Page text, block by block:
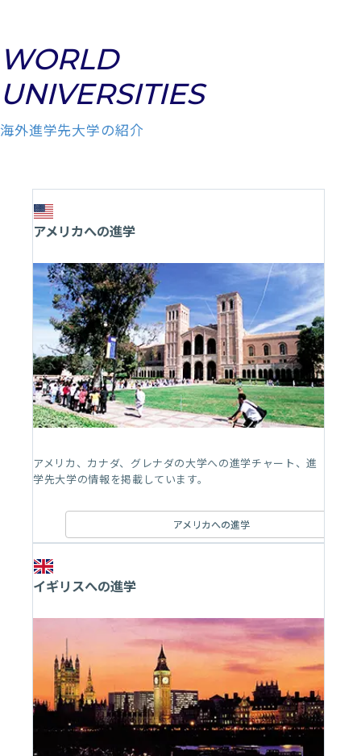
WORLD
UNIVERSITIES
海外進学先大学の紹介
アメリカへの進学
アメリカ、カナダ、グレナダの大学への進学チャート、進
学先大学の情報を掲載しています。
アメリカへの進学
イギリスへの進学